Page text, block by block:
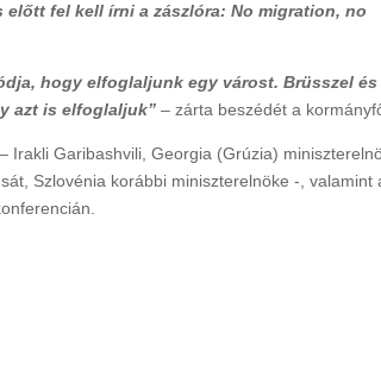
előtt fel kell írni a zászlóra: No migration, no
hogy elfoglaljunk egy várost. Brüsszel és
azt is elfoglaljuk”– zárta beszédét a
Irakli Garibashvili, Georgia (Grúzia)
Szlovénia korábbi miniszterelnöke -, valamint